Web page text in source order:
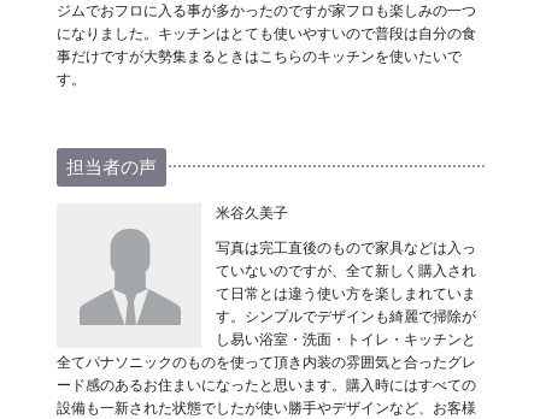
ジムでおフロに入る事が多かったのですが家フロも楽しみの一つ
になりました。キッチンはとても使いやすいので普段は自分の食
事だけですが大勢集まるときはこちらのキッチンを使いたいで
す。
担当者の声
米谷久美子
写真は完工直後のもので家具などは入っ
ていないのですが、全て新しく購入され
て日常とは違う使い方を楽しまれていま
す。シンプルでデザインも綺麗で掃除が
し易い浴室・洗面・トイレ・キッチンと
全てパナソニックのものを使って頂き内装の雰囲気と合ったグレ
ード感のあるお住まいになったと思います。購入時にはすべての
設備も一新された状態でしたが使い勝手やデザインなど、お客様